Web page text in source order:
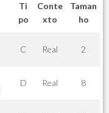
Ti
po
Conte
xto
Taman
ho
C Real 2
D Real 8